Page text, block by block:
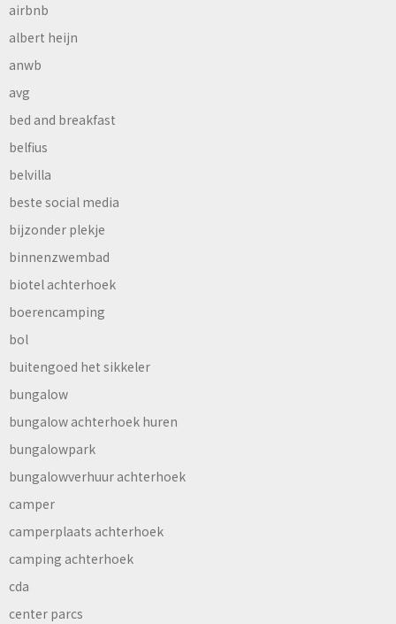
airbnb
albert heijn
anwb
avg
bed and breakfast
belfius
belvilla
beste social media
bijzonder plekje
binnenzwembad
biotel achterhoek
boerencamping
bol
buitengoed het sikkeler
bungalow
bungalow achterhoek huren
bungalowpark
bungalowverhuur achterhoek
camper
camperplaats achterhoek
camping achterhoek
cda
center parcs